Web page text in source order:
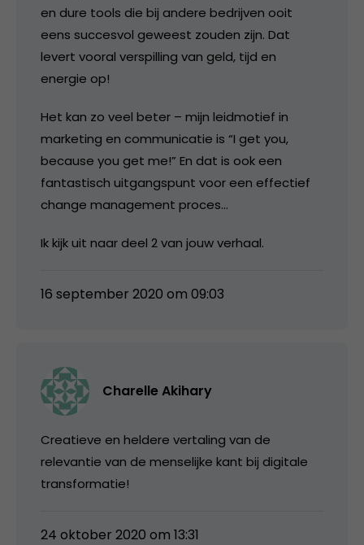
en dure tools die bij andere bedrijven ooit
eens succesvol geweest zouden zijn. Dat
levert vooral verspilling van geld, tijd en
energie op!
Het kan zo veel beter – mijn leidmotief in
marketing en communicatie is “I get you,
because you get me!” En dat is ook een
fantastisch uitgangspunt voor een effectief
change management proces…
Ik kijk uit naar deel 2 van jouw verhaal.
16 september 2020 om 09:03
Charelle Akihary
Creatieve en heldere vertaling van de
relevantie van de menselijke kant bij digitale
transformatie!
24 oktober 2020 om 13:31